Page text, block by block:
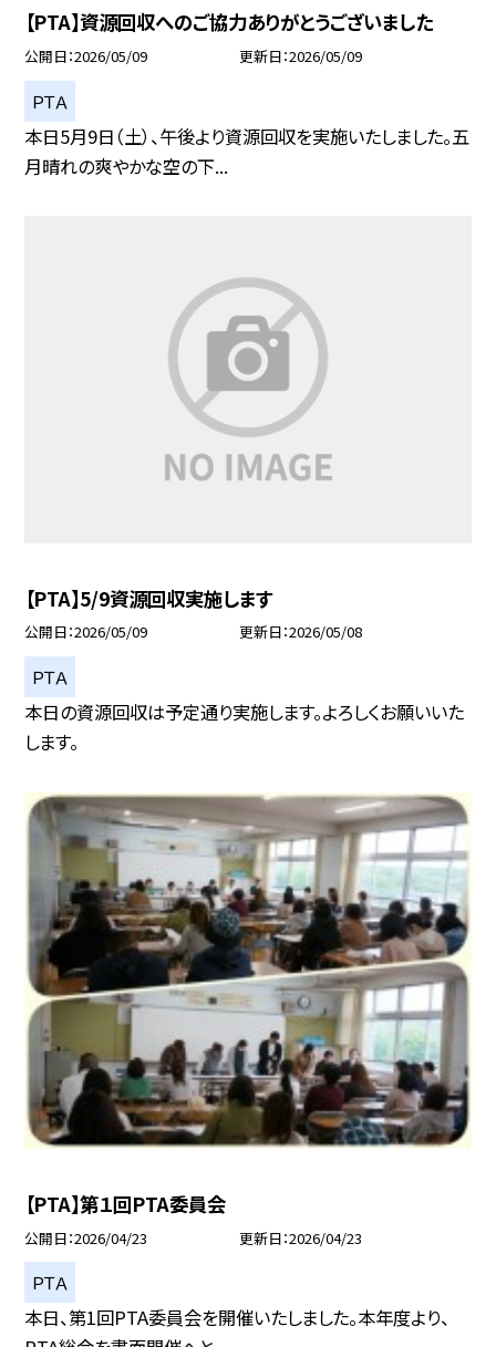
【PTA】資源回収へのご協力ありがとうございました
公開日 2026/05/09 更新日 2026/05/09
ＰＴＡ
本日5月9日（土）、午後より資源回収を実施いたしました。五
月晴れの爽やかな空の下...
【PTA】5/9資源回収実施します
公開日 2026/05/09 更新日 2026/05/08
ＰＴＡ
本日の資源回収は予定通り実施します。よろしくお願いいた
します。
【PTA】第１回PTA委員会
公開日 2026/04/23 更新日 2026/04/23
ＰＴＡ
本日、第1回PTA委員会を開催いたしました。本年度より、